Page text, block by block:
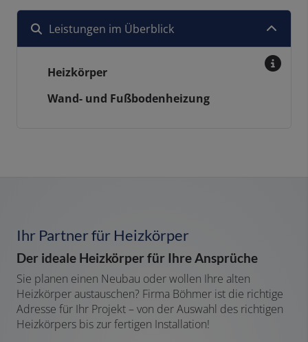
Leistungen im Überblick
Heizkörper
Wand- und Fußbodenheizung
Ihr Partner für Heizkörper
Der ideale Heizkörper für Ihre Ansprüche
Sie planen einen Neubau oder wollen Ihre alten
Heizkörper austauschen? Firma Böhmer ist die richtige
Adresse für Ihr Projekt – von der Auswahl des richtigen
Heizkörpers bis zur fertigen Installation!